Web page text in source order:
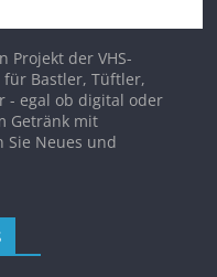
Projekt der VHS-
Bastler, Tüftler,
- egal ob digital oder
Getränk mit
Sie Neues und